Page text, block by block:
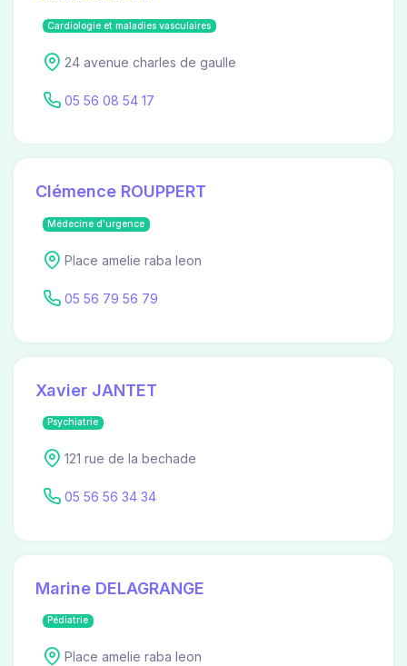
Cardiologie et maladies vasculaires
24 avenue charles de gaulle
05 56 08 54 17
Clémence ROUPPERT
Médecine d'urgence
Place amelie raba leon
05 56 79 56 79
Xavier JANTET
Psychiatrie
121 rue de la bechade
05 56 56 34 34
Marine DELAGRANGE
Pédiatrie
Place amelie raba leon